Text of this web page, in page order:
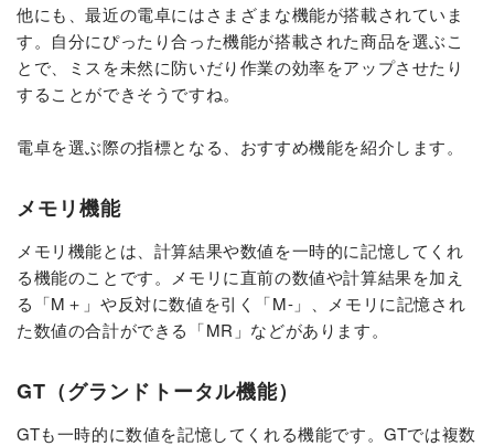
他にも、最近の電卓にはさまざまな機能が搭載されていま
す。自分にぴったり合った機能が搭載された商品を選ぶこ
とで、ミスを未然に防いだり作業の効率をアップさせたり
することができそうですね。
電卓を選ぶ際の指標となる、おすすめ機能を紹介します。
メモリ機能
メモリ機能とは、計算結果や数値を一時的に記憶してくれ
る機能のことです。メモリに直前の数値や計算結果を加え
る「M＋」や反対に数値を引く「M-」、メモリに記憶され
た数値の合計ができる「MR」などがあります。
GT（グランドトータル機能）
GTも一時的に数値を記憶してくれる機能です。GTでは複数